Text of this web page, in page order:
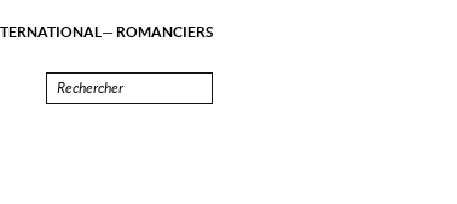
ROMANCIERS